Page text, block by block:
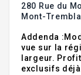
280 Rue du
Mont-
Addenda
vue sur la
largeur.
exclusifs déjà existants; -